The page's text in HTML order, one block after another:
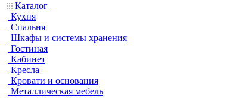
Каталог
Кухня
Спальня
Шкафы и системы хранения
Гостиная
Кабинет
Кресла
Кровати и основания
Металлическая мебель